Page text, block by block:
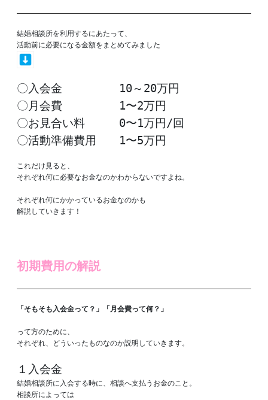
結婚相談所を利用するにあたって、
〇入会金　　　　　10～20万円
〇月会費　　　　　1〜2万円
〇お見合い料　　　0〜1万円/回
〇活動準備費用　　1〜5万円
これだけ見ると、
それぞれ何に必要なお金なのかわからないですよね。
それぞれ何にかかっているお金なのかも
解説していきます！
初期費用の解説
「そもそも入会金って？」「月会費って何？」
って方のために、
それぞれ、どういったものなのか説明していきます。
１入会金
結婚相談所に入会する時に、相談へ支払うお金のこと。
相談所によっては